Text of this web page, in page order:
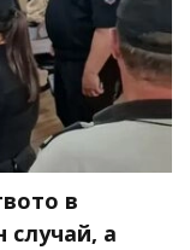
в
случай, а